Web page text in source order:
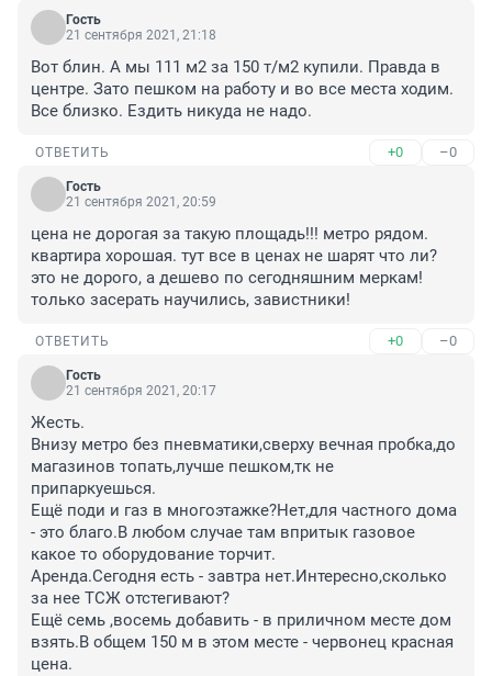
Гость
21 сентября 2021, 21:18
Вот блин. А мы 111 м2 за 150 т/м2 купили. Правда в
центре. Зато пешком на работу и во все места ходим.
Все близко. Ездить никуда не надо.
ОТВЕТИТЬ +0 –0
Гость
21 сентября 2021, 20:59
цена не дорогая за такую площадь!!! метро рядом.
квартира хорошая. тут все в ценах не шарят что ли?
это не дорого, а дешево по сегодняшним меркам!
только засерать научились, завистники!
ОТВЕТИТЬ +0 –0
Гость
21 сентября 2021, 20:17
Жесть.
Внизу метро без пневматики,сверху вечная пробка,до
магазинов топать,лучше пешком,тк не
припаркуешься.
Ещё поди и газ в многоэтажке?Нет,для частного дома
- это благо.В любом случае там впритык газовое
какое то оборудование торчит.
Аренда.Сегодня есть - завтра нет.Интересно,сколько
за нее ТСЖ отстегивают?
Ещё семь ,восемь добавить - в приличном месте дом
взять.В общем 150 м в этом месте - червонец красная
цена.